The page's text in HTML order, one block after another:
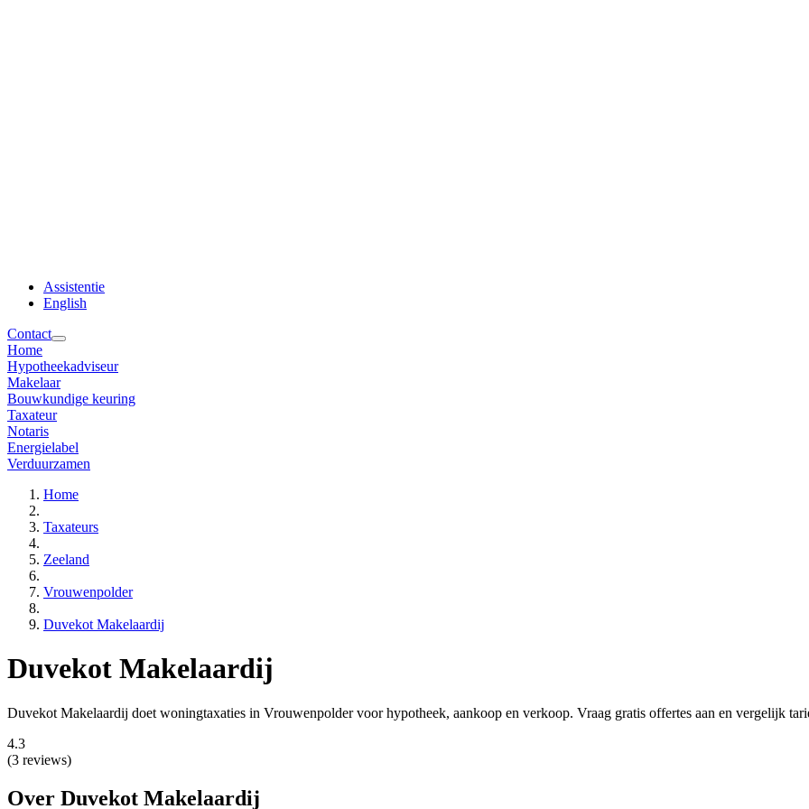
Assistentie
English
Contact
Home
Hypotheekadviseur
Makelaar
Bouwkundige keuring
Taxateur
Notaris
Energielabel
Verduurzamen
Home
Taxateurs
Zeeland
Vrouwenpolder
Duvekot Makelaardij
Duvekot Makelaardij
Duvekot Makelaardij doet woningtaxaties in Vrouwenpolder voor hypotheek, aankoop en verkoop. Vraag gratis offertes aan en vergelijk
4.3
(3 reviews)
Over Duvekot Makelaardij